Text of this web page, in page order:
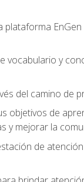
plataforma
vocabulario y
del camino de
objetivos de
y mejorar la
de